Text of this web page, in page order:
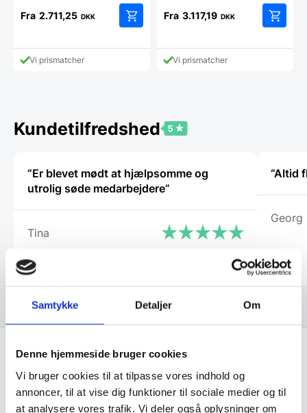
Samtykke Detaljer Om
Denne hjemmeside bruger cookies
Vi bruger cookies til at tilpasse vores indhold og
annoncer, til at vise dig funktioner til sociale medier og til
at analysere vores trafik. Vi deler også oplysninger om
Fra 2.711,25 DKK
vare
vælges
på
Vi prismatcher
Fra 3.117,19 DKK
vare
Vi prismatcher
Kundetilfredshed
“Er blevet mødt at hjælpsomme og
utrolig søde medarbejdere”
Tina
“Altid
Georg
Få de bedste tilbud først!